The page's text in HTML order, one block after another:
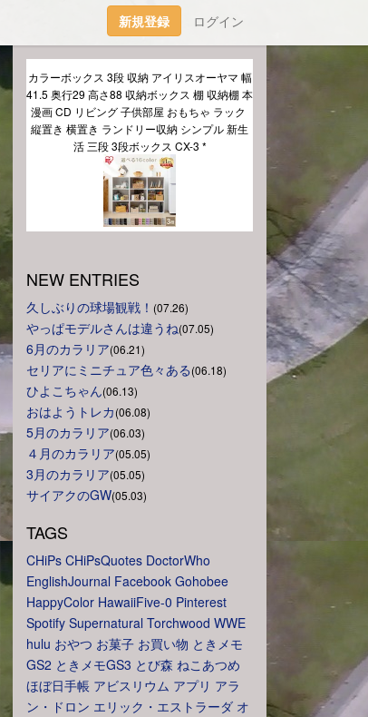
新規登録 ログイン
カラーボックス 3段 収納 アイリスオーヤマ 幅
41.5 奥行29 高さ88 収納ボックス 棚 収納棚 本
漫画 CD リビング 子供部屋 おもちゃ ラック
縦置き 横置き ランドリー収納 シンプル 新生
活 三段 3段ボックス CX-3 *
NEW ENTRIES
久しぶりの球場観戦！ (07.26)
やっぱモデルさんは違うね(07.05)
6月のカラリア(06.21)
セリアにミニチュア色々ある(06.18)
ひよこちゃん(06.13)
おはようトレカ(06.08)
5月のカラリア(06.03)
４月のカラリア(05.05)
3月のカラリア(05.05)
サイアクのGW(05.03)
TAGS
CHiPs CHiPsQuotes DoctorWho
EnglishJournal Facebook Gohobee
HappyColor HawaiiFive-0 Pinterest
Spotify Supernatural Torchwood WWE
hulu おやつ お菓子 お買い物 ときメモ
GS2 ときメモGS3 とび森 ねこあつめ
ほぼ日手帳 アビスリウム アプリ アラ
ン・ドロン エリック・エストラーダ オ